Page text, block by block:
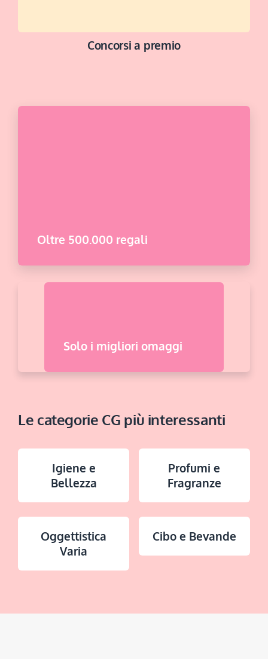
Concorsi a premio
Oltre 500.000 regali
Solo i migliori omaggi
Le categorie CG più interessanti
Igiene e
Bellezza
Profumi e
Fragranze
Oggettistica
Varia
Cibo e Bevande